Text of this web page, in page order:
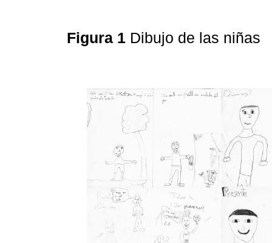
Figura 1 Dibujo de las niñas